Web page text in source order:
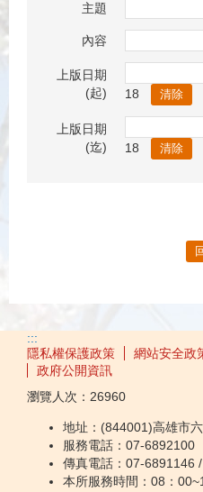
主題
內容
上版日期
(起)
18
上版日期
(迄)
18
:::
隱私權保護政策
網站安全政
政府公開資訊
瀏覽人次： 26960
地址：(844001)高雄市
服務電話：07-6892100
傳真電話：07-6891146
本所服務時間：08：